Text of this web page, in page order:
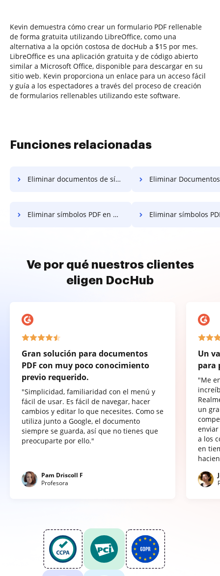
Kevin demuestra cómo crear un formulario PDF rellenable
de forma gratuita utilizando LibreOffice, como una
alternativa a la opción costosa de docHub a $15 por mes.
LibreOffice es una aplicación gratuita y de código abierto
similar a Microsoft Office, disponible para descargar en su
sitio web. Kevin proporciona un enlace para un acceso fácil
y guía a los espectadores a través del proceso de creación
de formularios rellenables utilizando este software.
Funciones relacionadas
Eliminar documentos de símbolos en Vivaldi Eliminar Documentos de
Eliminar símbolos PDF en Microsoft Mobile Eliminar símbolos PDF en
Ve por qué nuestros clientes
eligen DocHub
Gran solución para documentos
PDF con muy poco conocimiento
previo requerido.
"Simplicidad, familiaridad con el menú y
fácil de usar. Es fácil de navegar, hacer
cambios y editar lo que necesites. Como se
utiliza junto a Google, el documento
siempre se guarda, así que no tienes que
preocuparte por ello."
Pam Driscoll F
Profesora
Un
para
"Me
un
a los
en